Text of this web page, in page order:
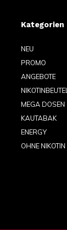
Kategorien
NEU
PROMO
ANGEBOTE
NIKOTINBEUTEL
MEGA DOSEN
KAUTABAK
ENERGY
OHNE NIKOTIN